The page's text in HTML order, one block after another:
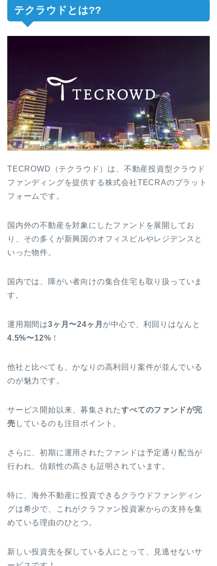
テクラウドとは??
TECROWD（テクラウド）は、不動産投資型クラウド
ファンディングを提供する株式会社TECRAのプラット
フォームです。
国内外の不動産を対象にしたファンドを展開してお
り、その多くが新興国のオフィスビルやレジデンスと
いった物件。
国内では、障がい者向けの集合住宅も取り扱っていま
す。
運用期間は3ヶ月〜24ヶ月 が中心で、利回りはなんと
4.5%〜12% ！
他社と比べても、かなりの高利回り案件が並んでいる
のが魅力です。
サービス開始以来、募集されたすべてのファンドが完
売 しているのも注目ポイント。
さらに、初期に運用されたファンドは予定通り配当が
行われ、信頼性の高さも証明されています。
特に、海外不動産に投資できるクラウドファンディン
グは希少で、これがクラファン投資家からの支持を集
めている理由のひとつ。
新しい投資先を探している人にとって、見逃せないサ